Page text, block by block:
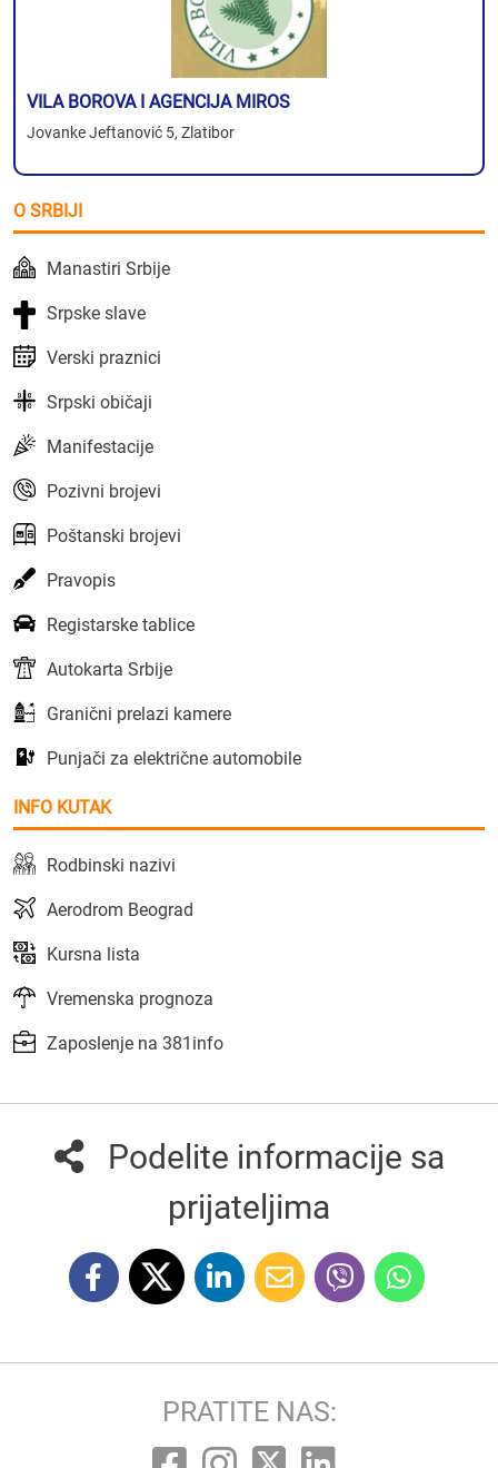
VILA BOROVA I AGENCIJA MIROS
Jovanke Jeftanović 5, Zlatibor
O SRBIJI
Manastiri Srbije
Srpske slave
Verski praznici
Srpski običaji
Manifestacije
Pozivni brojevi
Poštanski brojevi
Pravopis
Registarske tablice
Autokarta Srbije
Granični prelazi kamere
Punjači za električne automobile
INFO KUTAK
Rodbinski nazivi
Aerodrom Beograd
Kursna lista
Vremenska prognoza
Zaposlenje na 381info
Podelite informacije sa
prijateljima
PRATITE NAS: